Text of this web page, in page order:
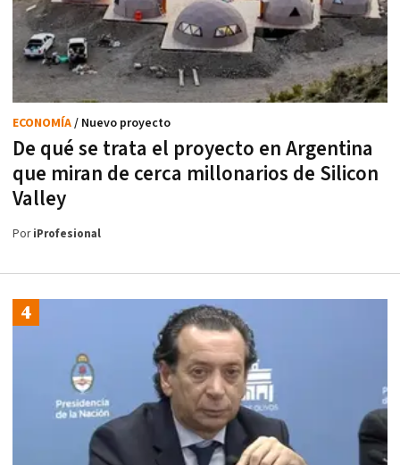
De qué se trata el proyecto en Argentina
que miran de cerca millonarios de Silicon
Valley
ECONOMÍA/ Nuevo proyecto
PoriProfesional